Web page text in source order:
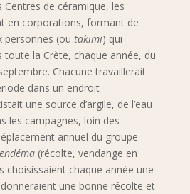
Centres de céramique, les
en corporations, formant de
personnes (ou takimi) qui
toute la Crète, chaque année, du
Chacune travaillerait
dans un endroit
une source d’argile, de l’eau
les campagnes, loin des
annuel du groupe
(récolte, vendange en
choisissaient chaque année une
une bonne récolte et